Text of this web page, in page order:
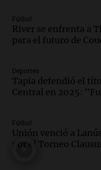
Audio.
por accidentes
semestre de
Audio.
Reinheimer fue
mundial: "La
Episodios
Audio.Un
en la autopista
Fútbol
River se enfrenta a
para el futuro de
Deportes
Tapia defendió el
Central en 2025:
Fútbol
Unión venció a
por el Torneo